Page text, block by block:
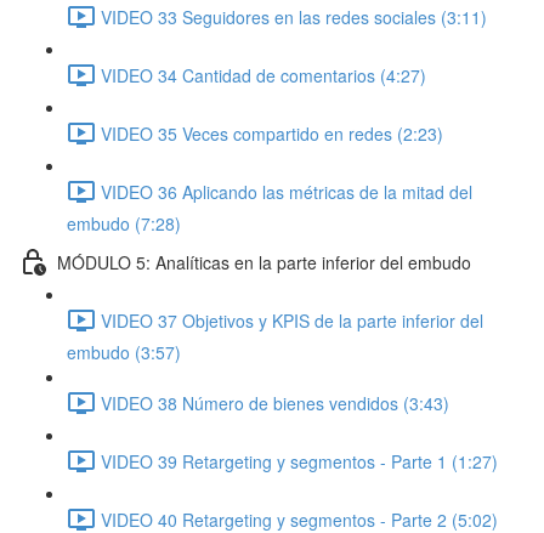
VIDEO 33 Seguidores en las redes sociales (3:11)
VIDEO 34 Cantidad de comentarios (4:27)
VIDEO 35 Veces compartido en redes (2:23)
VIDEO 36 Aplicando las métricas de la mitad del
embudo (7:28)
MÓDULO 5: Analíticas en la parte inferior del embudo
VIDEO 37 Objetivos y KPIS de la parte inferior del
embudo (3:57)
VIDEO 38 Número de bienes vendidos (3:43)
VIDEO 39 Retargeting y segmentos - Parte 1 (1:27)
VIDEO 40 Retargeting y segmentos - Parte 2 (5:02)